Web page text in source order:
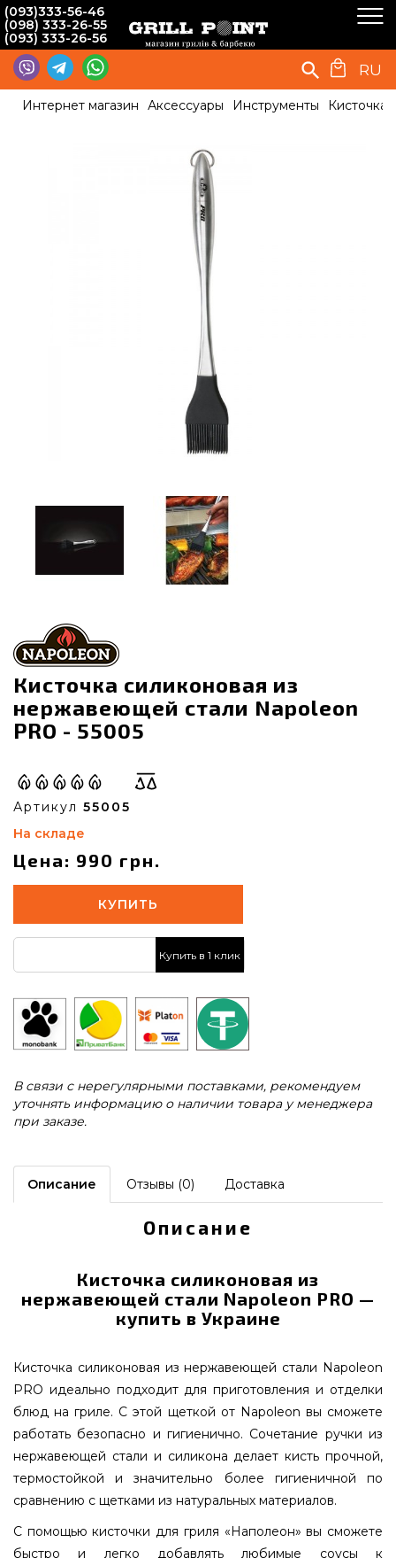
(093)333-56-46
(098) 333-26-55
(093) 333-26-56
RU
Интернет магазин Аксессуары Инструменты Кисточка
Кисточка силиконовая из
нержавеющей стали Napoleon
PRO - 55005
Артикул 55005
На складе
Цена: 990 грн.
КУПИТЬ
Купить в 1 клик
В связи с нерегулярными поставками, рекомендуем
уточнять информацию о наличии товара у менеджера
при заказе.
Описание Отзывы (0) Доставка
Описание
Кисточка силиконовая из
нержавеющей стали Napoleon PRO —
купить в Украине
Кисточка силиконовая из нержавеющей стали Napoleon
PRO идеально подходит для приготовления и отделки
блюд на гриле. С этой щеткой от Napoleon вы сможете
работать безопасно и гигиенично. Сочетание ручки из
нержавеющей стали и силикона делает кисть прочной,
термостойкой и значительно более гигиеничной по
сравнению с щетками из натуральных материалов.
С помощью кисточки для гриля «Наполеон» вы сможете
быстро и легко добавлять любимые соусы к